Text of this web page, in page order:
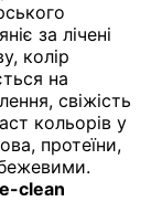
за лічені
колір
на
свіжість
кольорів у
протеїни,
clean